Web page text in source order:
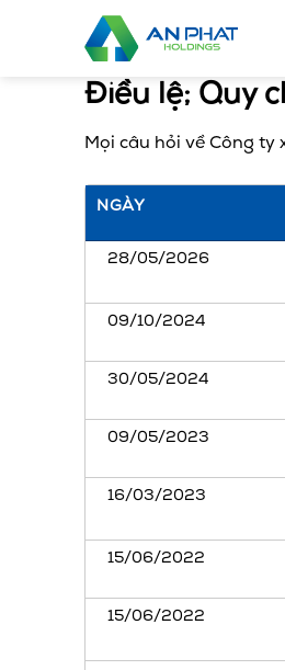
Điều lệ; Quy
Mọi câu hỏi về Công ty
NGÀY
28/05/2026
09/10/2024
30/05/2024
09/05/2023
16/03/2023
15/06/2022
15/06/2022